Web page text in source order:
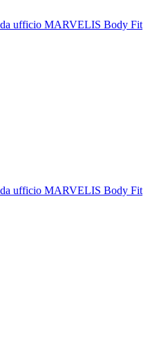
ufficio MARVELIS Body Fit
ufficio MARVELIS Body Fit